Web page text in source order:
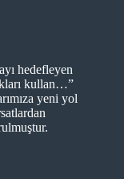
hedefleyen
kullan…”
yeni yol